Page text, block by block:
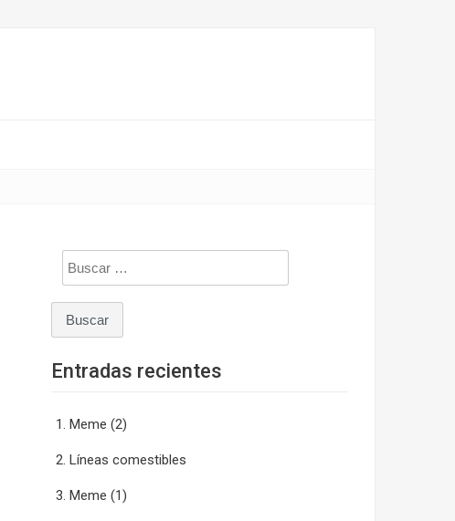
Buscar:
Entradas recientes
Meme (2)
Líneas comestibles
Meme (1)